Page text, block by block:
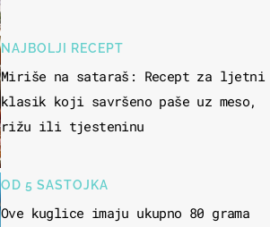
NAJBOLJI RECEPT
Miriše na sataraš: Recept za ljetni
klasik koji savršeno paše uz meso,
rižu ili tjesteninu
OD 5 SASTOJKA
Ove kuglice imaju ukupno 80 grama